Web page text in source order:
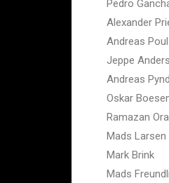
Pedro
Alexander
Andreas
Jeppe
Andreas
Oskar
Ramazan
Mads Larsen
Mark Brink
Mads